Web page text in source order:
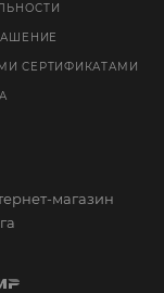
СЕРТИФИКАТАМИ
магазин